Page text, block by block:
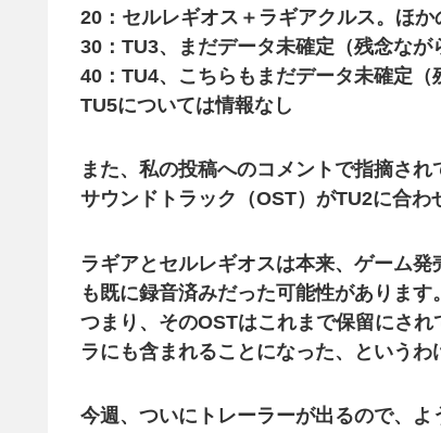
20：セルレギオス＋ラギアクルス。ほか
30：TU3、まだデータ未確定（残念なが
40：TU4、こちらもまだデータ未確定（
TU5については情報なし
また、私の投稿へのコメントで指摘さ
サウンドトラック（OST）がTU2に合わ
ラギアとセルレギオスは本来、ゲーム
も既に録音済みだった可能性があります。
つまり、そのOSTはこれまで保留にさ
ラにも含まれることになった、というわ
今週、ついにトレーラーが出るので、